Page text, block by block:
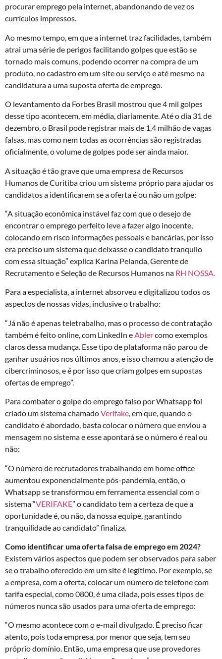
procurar emprego pela internet, abandonando de vez os
currículos impressos.
Ao mesmo tempo, em que a internet traz facilidades, também
atrai uma série de perigos facilitando golpes que estão se
tornado mais comuns, podendo ocorrer na compra de um
produto, no cadastro em um site ou serviço e até mesmo na
candidatura a uma suposta oferta de emprego.
O levantamento da Forbes Brasil mostrou que 4 mil golpes
desse tipo acontecem, em média, diariamente. Até o dia 31 de
dezembro, o Brasil pode registrar mais de 1,4 milhão de vagas
falsas, mas como nem todas as ocorrências são registradas
oficialmente, o volume de golpes pode ser ainda maior.
A situação é tão grave que uma empresa de Recursos
Humanos de Curitiba criou um sistema próprio para ajudar os
candidatos a identificarem se a oferta é ou não um golpe:
“A situação econômica instável faz com que o desejo de
encontrar o emprego perfeito leve a fazer algo inocente,
colocando em risco informações pessoais e bancárias, por isso
era preciso um sistema que deixasse o candidato tranquilo
com essa situação” explica Karina Pelanda, Gerente de
Recrutamento e Seleção de Recursos Humanos na RH NOSSA.
Para a especialista, a internet absorveu e digitalizou todos os
aspectos de nossas vidas, inclusive o trabalho:
“Já não é apenas teletrabalho, mas o processo de contratação
também é feito online, com LinkedIn e Ablercomo exemplos
claros dessa mudança. Esse tipo de plataforma não parou de
ganhar usuários nos últimos anos, e isso chamou a atenção de
cibercriminosos, e é por isso que criam golpes em supostas
ofertas de emprego”.
Para combater o golpe do emprego falso por Whatsapp foi
criado um sistema chamadoVerifake, em que, quando o
candidato é abordado, basta colocar o número que enviou a
mensagem no sistema e esse apontará se o número é real ou
não:
“O número de recrutadores trabalhando em home office
aumentou exponencialmente pós-pandemia, então, o
Whatsapp se transformou em ferramenta essencial com o
sistema “VERIFAKE” o candidato tem a certeza de que a
oportunidade é, ou não, da nossa equipe, garantindo
tranquilidade ao candidato” finaliza.
Como identificar uma oferta falsa de emprego em 2024?
Existem vários aspectos que podem ser observados para saber
se o trabalho oferecido em um site é legítimo. Por exemplo, se
a empresa, com a oferta, colocar um número de telefone com
tarifa especial, como 0800, é uma cilada, pois esses tipos de
números nunca são usados ​​para uma oferta de emprego:
“O mesmo acontece com o e-mail divulgado. É preciso ficar
atento, pois toda empresa, por menor que seja, tem seu
próprio domínio. Então, uma empresa que use provedores